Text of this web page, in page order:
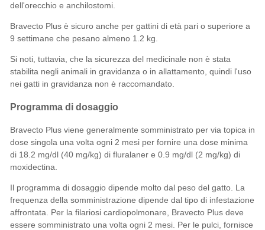
dell'orecchio e anchilostomi.
Bravecto Plus è sicuro anche per gattini di età pari o superiore a
9 settimane che pesano almeno 1.2 kg.
Si noti, tuttavia, che la sicurezza del medicinale non è stata
stabilita negli animali in gravidanza o in allattamento, quindi l'uso
nei gatti in gravidanza non è raccomandato.
Programma di dosaggio
Bravecto Plus viene generalmente somministrato per via topica in
dose singola una volta ogni 2 mesi per fornire una dose minima
di 18.2 mg/dl (40 mg/kg) di fluralaner e 0.9 mg/dl (2 mg/kg) di
moxidectina.
Il programma di dosaggio dipende molto dal peso del gatto. La
frequenza della somministrazione dipende dal tipo di infestazione
affrontata. Per la filariosi cardiopolmonare, Bravecto Plus deve
essere somministrato una volta ogni 2 mesi. Per le pulci, fornisce